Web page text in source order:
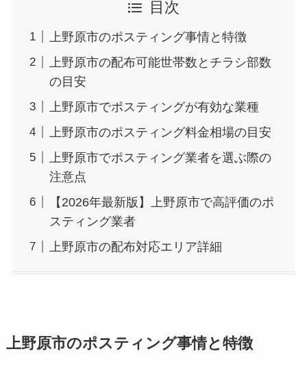
目次
上野原市のポスティング事情と特徴
上野原市の配布可能世帯数とチラシ部数
の目安
上野原市でポスティングが有効な業種
上野原市のポスティング料金相場の目安
上野原市でポスティング業者を選ぶ際の
注意点
【2026年最新版】上野原市で高評価のポ
スティング業者
上野原市の配布対応エリア詳細
上野原市のポスティング事情と特徴